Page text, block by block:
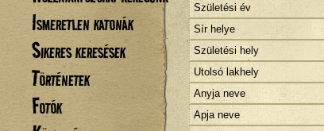
Ismeretlen katonák
Sikeres keresések
Történetek
Fotók
Születési év
Sír helye
Születési hely
Utolsó lakhely
Anyja neve
Apja neve